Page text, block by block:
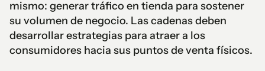
mismo: generar tráfico en tienda para sostener
su volumen de negocio. Las cadenas deben
desarrollar estrategias para atraer a los
consumidores hacia sus puntos de venta físicos.